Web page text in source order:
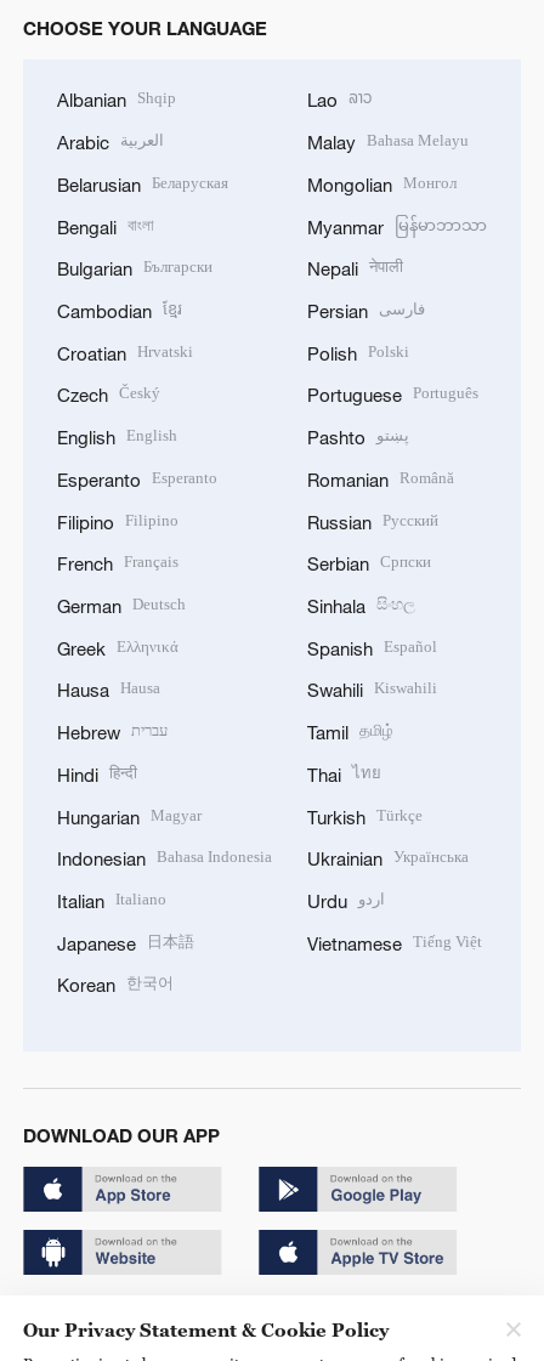
CHOOSE YOUR LANGUAGE
Albanian Shqip
Arabic العربية
Belarusian Беларуская
Bengali বাংলা
Bulgarian Български
Cambodian ខ្មែរ
Croatian Hrvatski
Czech Český
English English
Esperanto Esperanto
Filipino Filipino
French Français
German Deutsch
Greek Ελληνικά
Hausa Hausa
Hebrew עברית
Hindi हिन्दी
Hungarian Magyar
Indonesian Bahasa Indonesia
Italian Italiano
Japanese 日本語
Korean 한국어
Lao ລາວ
Malay Bahasa Melayu
Mongolian Монгол
Myanmar မြန်မာဘာသာ
Nepali नेपाली
Persian فارسی
Polish Polski
Portuguese Português
Pashto پښتو
Romanian Română
Russian Русский
Serbian Српски
Sinhala සිංහල
Spanish Español
Swahili Kiswahili
Tamil தமிழ்
Thai ไทย
Turkish Türkçe
Ukrainian Українська
Urdu اردو
Vietnamese Tiếng Việt
DOWNLOAD OUR APP
京ICP备20000184号
Our Privacy Statement & Cookie Policy